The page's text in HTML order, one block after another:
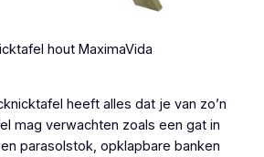
hout MaximaVida
heeft alles dat je van zo’n
mag verwachten zoals een gat in
parasolstok, opklapbare banken